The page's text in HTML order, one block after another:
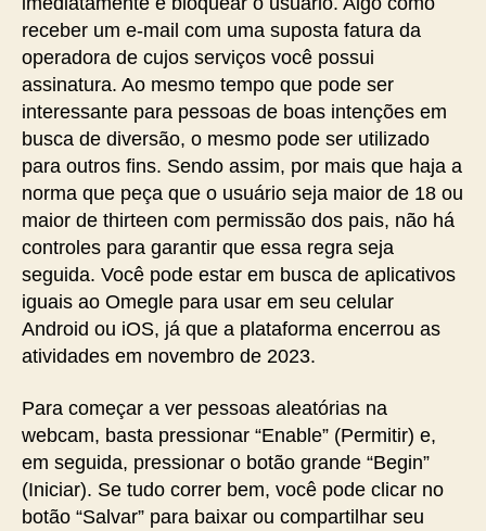
receber um e-mail com uma suposta fatura da
operadora de cujos serviços você possui
assinatura. Ao mesmo tempo que pode ser
interessante para pessoas de boas intenções em
busca de diversão, o mesmo pode ser utilizado
para outros fins. Sendo assim, por mais que haja a
norma que peça que o usuário seja maior de 18 ou
maior de thirteen com permissão dos pais, não há
controles para garantir que essa regra seja
seguida. Você pode estar em busca de aplicativos
iguais ao Omegle para usar em seu celular
Android ou iOS, já que a plataforma encerrou as
atividades em novembro de 2023.
Para começar a ver pessoas aleatórias na
webcam, basta pressionar “Enable” (Permitir) e,
em seguida, pressionar o botão grande “Begin”
(Iniciar). Se tudo correr bem, você pode clicar no
botão “Salvar” para baixar ou compartilhar seu